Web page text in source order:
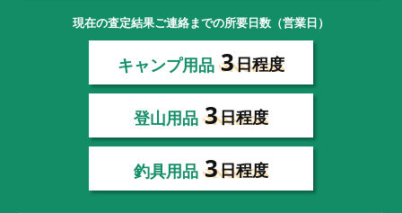
現在の査定結果ご連絡までの所要日数（営業日）
キャンプ用品 3日程度
登山用品 3日程度
釣具用品 3日程度